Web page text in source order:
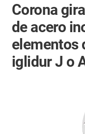
Corona
de acero
elementos
iglidur J o